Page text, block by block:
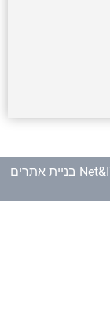
Net&IT בניית אתרים